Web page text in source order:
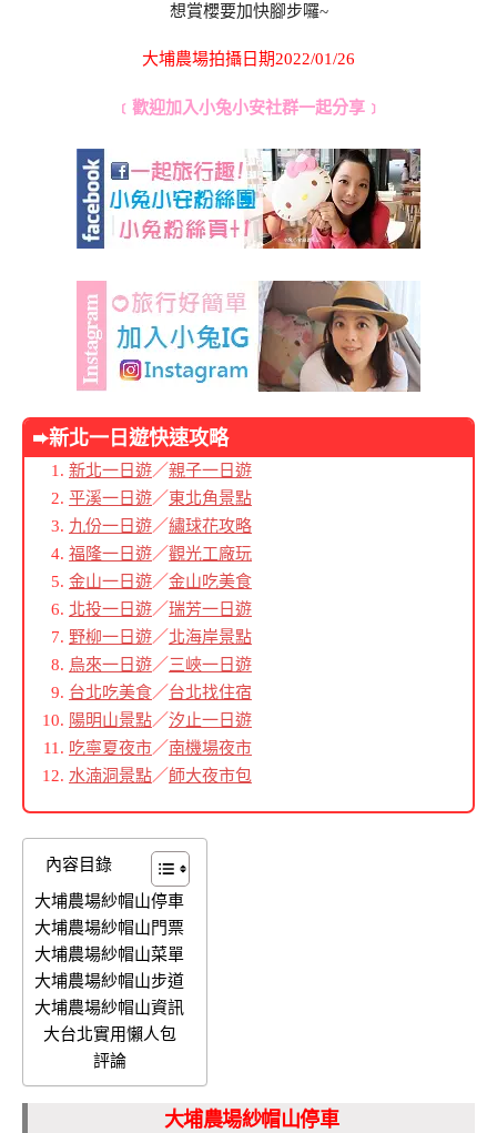
想賞櫻要加快腳步囉~
大埔農場拍攝日期2022/01/26
﹝歡迎加入小兔小安社群一起分享﹞
➨新北一日遊快速攻略
新北一日遊／親子一日遊
平溪一日遊／東北角景點
九份一日遊／繡球花攻略
福隆一日遊／觀光工廠玩
金山一日遊／金山吃美食
北投一日遊／瑞芳一日遊
野柳一日遊／北海岸景點
烏來一日遊／三峽一日遊
台北吃美食／台北找住宿
陽明山景點／汐止一日遊
吃寧夏夜市／南機場夜市
水湳洞景點／師大夜市包
內容目錄
大埔農場紗帽山停車
大埔農場紗帽山門票
大埔農場紗帽山菜單
大埔農場紗帽山步道
大埔農場紗帽山資訊
大台北實用懶人包
評論
大埔農場紗帽山停車